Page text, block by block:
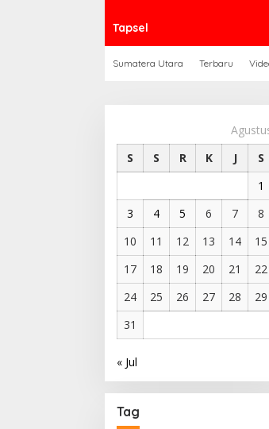
Tapsel
Sumatera Utara Terbaru
S
S R K J S
1
3
4 5 6 7 8
10
11 12 13 14 15
17
18 19 20 21 22
24
25 26 27 28 29
31
« Jul
Tag